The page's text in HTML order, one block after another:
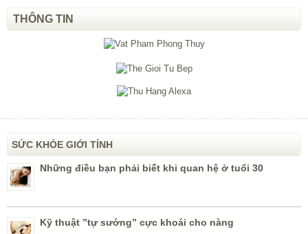
THÔNG TIN
SỨC KHỎE GIỚI TÍNH
Những điều bạn phải biết khi quan hệ ở tuổi 30
Kỹ thuật ”tự sướng” cực khoái cho nàng